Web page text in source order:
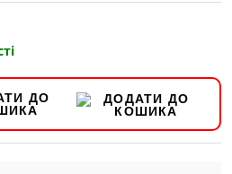
ДО